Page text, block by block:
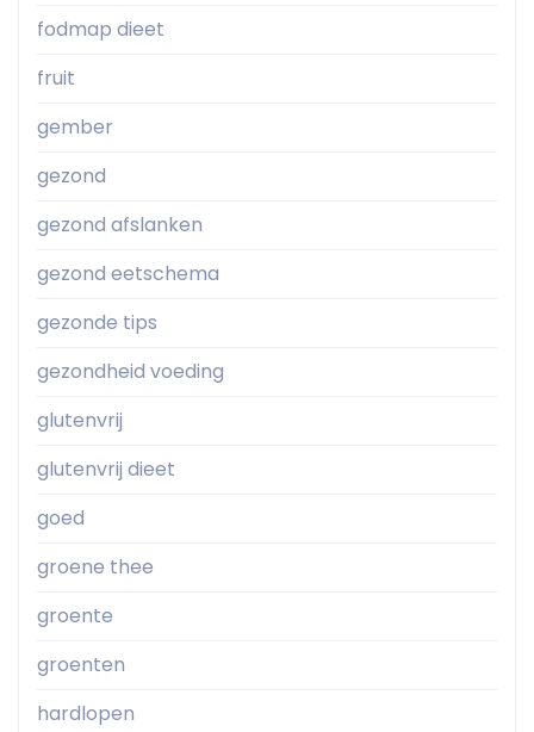
fodmap dieet
fruit
gember
gezond
gezond afslanken
gezond eetschema
gezonde tips
gezondheid voeding
glutenvrij
glutenvrij dieet
goed
groene thee
groente
groenten
hardlopen